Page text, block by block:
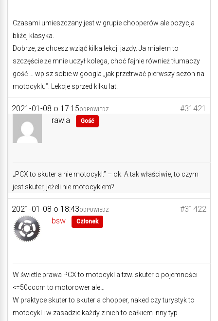
Czasami umieszczany jest w grupie chopperów ale pozycja
bliżej klasyka.
Dobrze, że chcesz wziąć kilka lekcji jazdy. Ja miałem to
szczęście że mnie uczył kolega, choć fajnie również tłumaczy
gość … wpisz sobie w googla „jak przetrwać pierwszy sezon na
motocyklu”. Lekcje sprzed kilku lat.
2021-01-08 o 17:15 #31421
ODPOWIEDZ
rawla Gość
„PCX to skuter a nie motocykl.” – ok. A tak właściwie, to czym
jest skuter, jeżeli nie motocyklem?
2021-01-08 o 18:43 #31422
ODPOWIEDZ
bsw Członek
W świetle prawa PCX to motocykl a tzw. skuter o pojemności
<=50cccm to motorower ale…
W praktyce skuter to skuter a chopper, naked czy turystyk to
motocykl i w zasadzie każdy z nich to całkiem inny typ